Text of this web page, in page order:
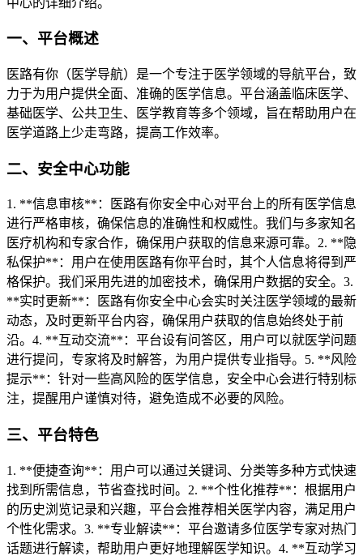
一、平台概述
医路有你（医学导航）是一个专注于医学领域的导航平台，致
力于为用户提供全面、准确的医学信息。平台涵盖临床医学、
基础医学、公共卫生、医学教育等多个领域，旨在帮助用户在
医学道路上少走弯路，提高工作效率。
二、安全中心功能
1. **信息审核**：医路有你安全中心对平台上的所有医学信息
进行严格审核，确保信息的准确性和权威性。我们与多家知名
医疗机构和专家合作，确保用户获取的信息来源可靠。2. **隐
私保护**：用户在使用医路有你平台时，其个人信息将得到严
格保护。我们采用先进的加密技术，确保用户数据的安全。3.
**实时更新**：医路有你安全中心会实时关注医学领域的最新
动态，及时更新平台内容，确保用户获取的信息始终处于前
沿。4. **互动交流**：平台设有问答区，用户可以就医学问题
进行提问，专家将及时解答，为用户提供专业指导。5. **风险
提示**：针对一些高风险的医学信息，安全中心会进行特别标
注，提醒用户谨慎对待，避免造成不必要的风险。
三、平台特色
1. **便捷查询**：用户可以通过关键词、分类等多种方式快速
找到所需信息，节省查找时间。2. **个性化推荐**：根据用户
的历史浏览记录和兴趣，平台会推荐相关医学内容，满足用户
个性化需求。3. **专业解读**：平台邀请多位医学专家对热门
话题进行解读，帮助用户更好地理解医学知识。4. **互动学习